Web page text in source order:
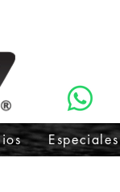
Especiales